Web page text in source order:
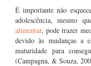
É importante não
adolescência, mesmo
alimentar, pode trazer
devido às mudanças a
maturidade para
(Campagna, & Souza,